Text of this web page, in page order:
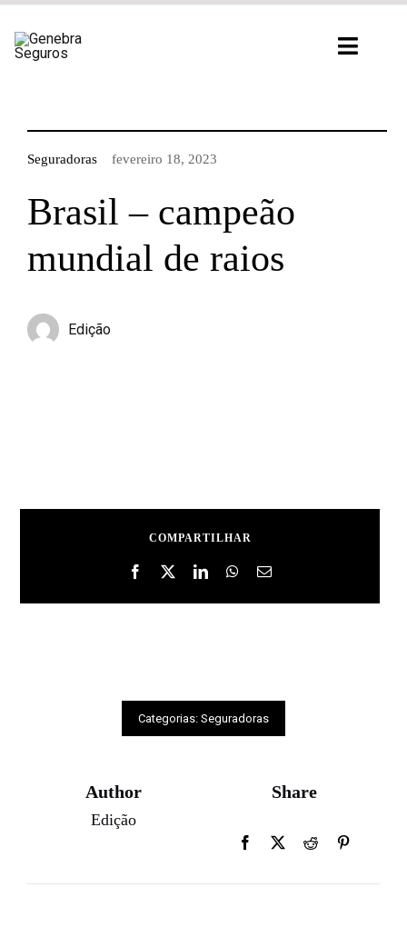
para
Seguradoras fevereiro 18, 2023
Brasil – campeão
mundial de raios
Edição
COMPARTILHAR
Categorias: Seguradoras
Author
Edição
Share